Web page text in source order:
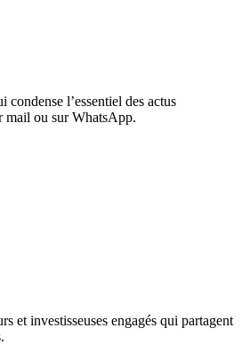
l’essentiel des actus
mail ou sur WhatsApp.
et investisseuses engagés qui partagent